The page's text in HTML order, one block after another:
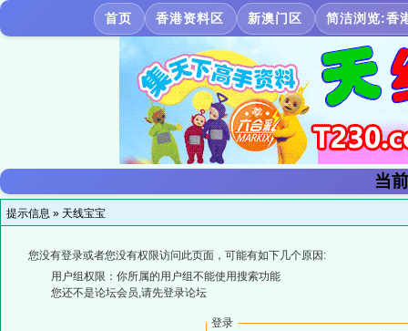
首页 香港资料区 新澳门区 简洁浏览:香
当
提示信息 » 天线宝宝
您没有登录或者您没有权限访问此页面，可能有如下几个原因:
用户组权限：你所属的用户组不能使用搜索功能
您还不是论坛会员,请先登录论坛
登录